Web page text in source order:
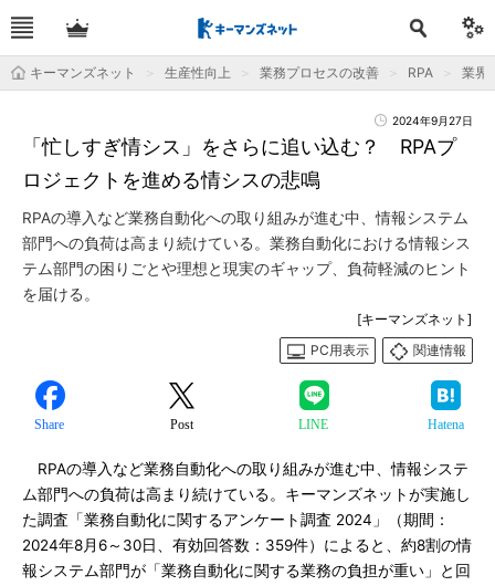
キーマンズネット 生産性向上 業務プロセスの改善 RPA 業界
2024年9月27日
「忙しすぎ情シス」をさらに追い込む？ RPAプ
ロジェクトを進める情シスの悲鳴
RPAの導入など業務自動化への取り組みが進む中、情報システム
部門への負荷は高まり続けている。業務自動化における情報シス
テム部門の困りごとや理想と現実のギャップ、負荷軽減のヒント
を届ける。
[キーマンズネット]
PC用表示
関連情報
Share Post LINE Hatena
RPAの導入など業務自動化への取り組みが進む中、情報システ
ム部門への負荷は高まり続けている。キーマンズネットが実施し
た調査「業務自動化に関するアンケート調査 2024」（期間：
2024年8月6～30日、有効回答数：359件）によると、約8割の情
報システム部門が「業務自動化に関する業務の負担が重い」と回